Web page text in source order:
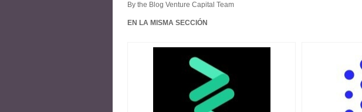
By the Blog Venture Capital Team
EN LA MISMA SECCIÓN